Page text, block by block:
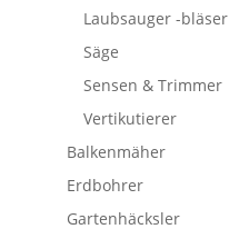
Laubsauger -bläser
Säge
Sensen & Trimmer
Vertikutierer
Balkenmäher
Erdbohrer
Gartenhäcksler